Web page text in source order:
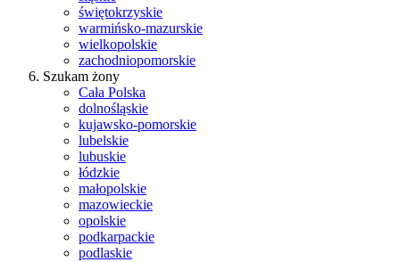
świętokrzyskie
warmińsko-mazurskie
wielkopolskie
zachodniopomorskie
Szukam żony
Cała Polska
dolnośląskie
kujawsko-pomorskie
lubelskie
lubuskie
łódzkie
małopolskie
mazowieckie
opolskie
podkarpackie
podlaskie